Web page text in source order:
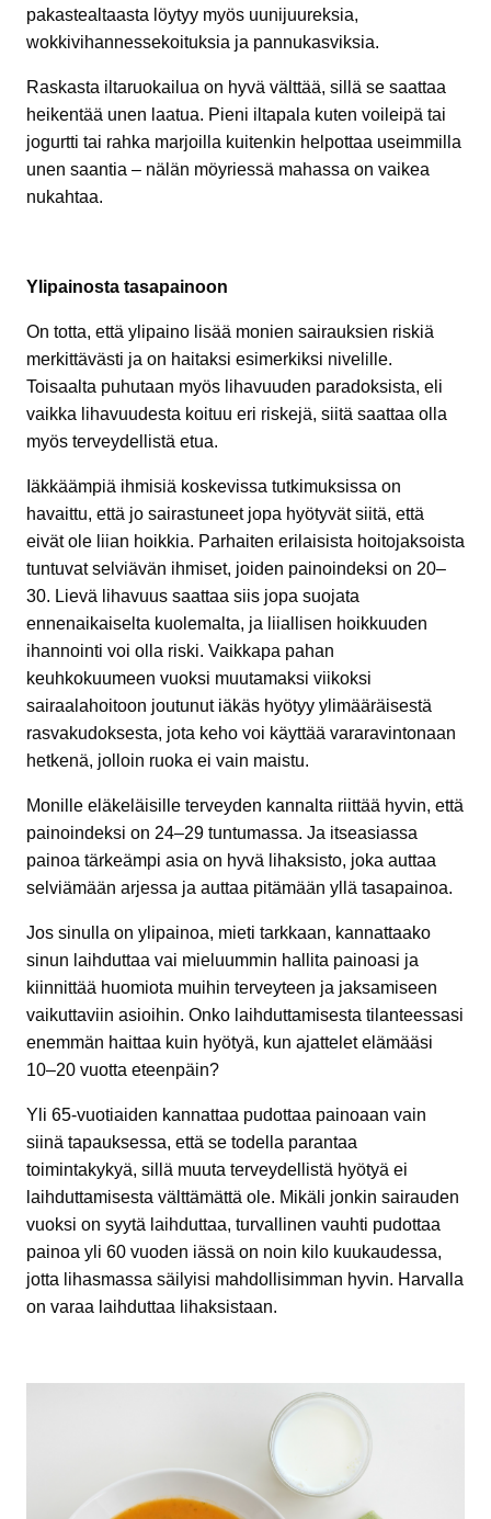
pakastealtaasta löytyy myös uunijuureksia,
wokkivihannessekoituksia ja pannukasviksia.
Raskasta iltaruokailua on hyvä välttää, sillä se saattaa
heikentää unen laatua. Pieni iltapala kuten voileipä tai
jogurtti tai rahka marjoilla kuitenkin helpottaa useimmilla
unen saantia – nälän möyriessä mahassa on vaikea
nukahtaa.
Ylipainosta tasapainoon
On totta, että ylipaino lisää monien sairauksien riskiä
merkittävästi ja on haitaksi esimerkiksi nivelille.
Toisaalta puhutaan myös lihavuuden paradoksista, eli
vaikka lihavuudesta koituu eri riskejä, siitä saattaa olla
myös terveydellistä etua.
Iäkkäämpiä ihmisiä koskevissa tutkimuksissa on
havaittu, että jo sairastuneet jopa hyötyvät siitä, että
eivät ole liian hoikkia. Parhaiten erilaisista hoitojaksoista
tuntuvat selviävän ihmiset, joiden painoindeksi on 20–
30. Lievä lihavuus saattaa siis jopa suojata
ennenaikaiselta kuolemalta, ja liiallisen hoikkuuden
ihannointi voi olla riski. Vaikkapa pahan
keuhkokuumeen vuoksi muutamaksi viikoksi
sairaalahoitoon joutunut iäkäs hyötyy ylimääräisestä
rasvakudoksesta, jota keho voi käyttää vararavintonaan
hetkenä, jolloin ruoka ei vain maistu.
Monille eläkeläisille terveyden kannalta riittää hyvin, että
painoindeksi on 24–29 tuntumassa. Ja itseasiassa
painoa tärkeämpi asia on hyvä lihaksisto, joka auttaa
selviämään arjessa ja auttaa pitämään yllä tasapainoa.
Jos sinulla on ylipainoa, mieti tarkkaan, kannattaako
sinun laihduttaa vai mieluummin hallita painoasi ja
kiinnittää huomiota muihin terveyteen ja jaksamiseen
vaikuttaviin asioihin. Onko laihduttamisesta tilanteessasi
enemmän haittaa kuin hyötyä, kun ajattelet elämääsi
10–20 vuotta eteenpäin?
Yli 65-vuotiaiden kannattaa pudottaa painoaan vain
siinä tapauksessa, että se todella parantaa
toimintakykyä, sillä muuta terveydellistä hyötyä ei
laihduttamisesta välttämättä ole. Mikäli jonkin sairauden
vuoksi on syytä laihduttaa, turvallinen vauhti pudottaa
painoa yli 60 vuoden iässä on noin kilo kuukaudessa,
jotta lihasmassa säilyisi mahdollisimman hyvin. Harvalla
on varaa laihduttaa lihaksistaan.